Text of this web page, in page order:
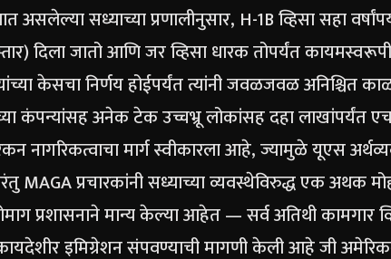
असलेल्या सध्याच्या प्रणालीनुसार, H-1B व्हिसा सहा
दिला जातो आणि जर व्हिसा धारक तोपर्यंत कायमस्वरूपी
केसचा निर्णय होईपर्यंत त्यांनी जवळजवळ अनिश्चित
कंपन्यांसह अनेक टेक उच्चभ्रू लोकांसह दहा लाखांपर्यंत
नागरिकत्वाचा मार्ग स्वीकारला आहे, ज्यामुळे यूएस
MAGA प्रचारकांनी सध्याच्या व्यवस्थेविरुद्ध एक
प्रशासनाने मान्य केल्या आहेत — सर्व अतिथी कामगार
इमिग्रेशन संपवण्याची मागणी केली आहे जी